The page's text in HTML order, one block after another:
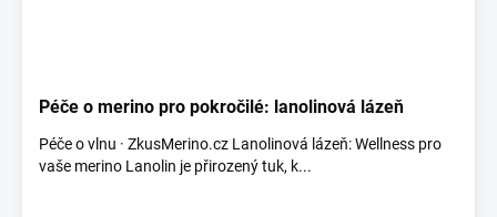
Péče o merino pro pokročilé: lanolinová lázeň
Péče o vlnu · ZkusMerino.cz Lanolinová lázeň: Wellness pro
vaše merino Lanolin je přirozený tuk, k...